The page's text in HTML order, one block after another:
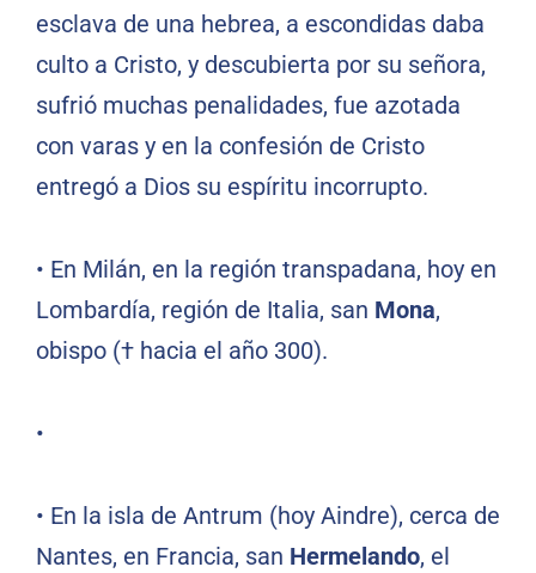
esclava de una hebrea, a escondidas daba
culto a Cristo, y descubierta por su señora,
sufrió muchas penalidades, fue azotada
con varas y en la confesión de Cristo
entregó a Dios su espíritu incorrupto.
• En Milán, en la región transpadana, hoy en
Lombardía, región de Italia, san Mona,
obispo († hacia el año 300).
•
• En la isla de Antrum (hoy Aindre), cerca de
Nantes, en Francia, san Hermelando, el